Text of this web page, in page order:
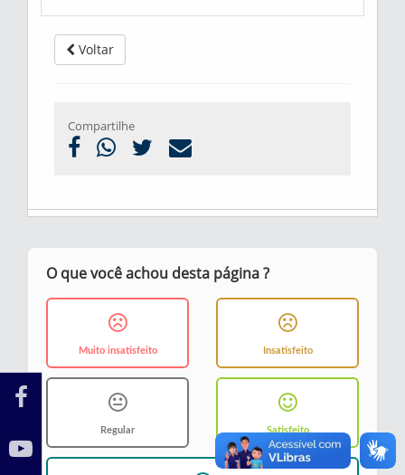
Voltar
Compartilhe
O que você achou desta página ?
Muito insatisfeito Insatisfeito
Regular Satisfeito